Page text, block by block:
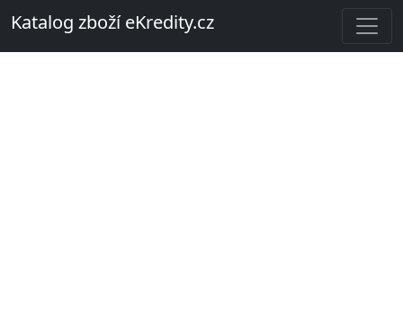
Katalog zboží eKredity.cz